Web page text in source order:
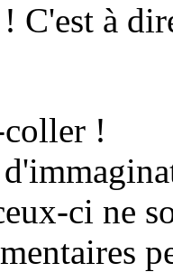
! C'est à
coller !
ci ne